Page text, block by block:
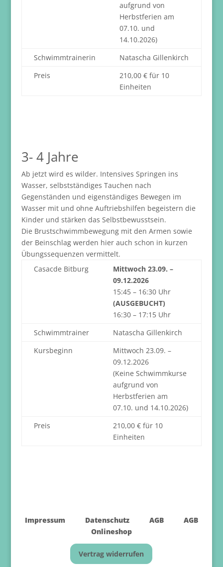
aufgrund von
Herbstferien am
07.10. und
14.10.2026)
Schwimmtrainerin
Natascha Gillenkirch
Preis
210,00 € für 10
Einheiten
3- 4 Jahre
Ab jetzt wird es wilder. Intensives Springen ins
Wasser, selbstständiges Tauchen nach
Gegenständen und eigenständiges Bewegen im
Wasser mit und ohne Auftriebshilfen begeistern die
Kinder und stärken das Selbstbewusstsein.
Die Brustschwimmbewegung mit den Armen sowie
der Beinschlag werden hier auch schon in kurzen
Übungssequenzen vermittelt.
Casacde Bitburg
Mittwoch 23.09. –
09.12.2026
15:45 – 16:30 Uhr
(AUSGEBUCHT)
16:30 – 17:15 Uhr
Schwimmtrainer
Natascha Gillenkirch
Kursbeginn
Mittwoch 23.09. –
09.12.2026
(Keine Schwimmkurse
aufgrund von
Herbstferien am
07.10. und 14.10.2026)
Preis
210,00 € für 10
Einheiten
Impressum Datenschutz AGB
AGB
Onlineshop
Vertrag widerrufen